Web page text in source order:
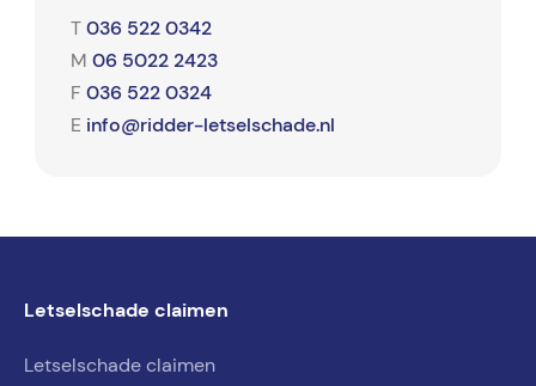
T 036 522 0342
M 06 5022 2423
F 036 522 0324
E info@ridder-letselschade.nl
Letselschade claimen
Letselschade claimen